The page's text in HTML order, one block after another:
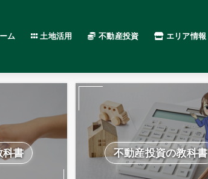
ム 土地活用 不動産投資 エリア情報
科書 不動産投資の教科書